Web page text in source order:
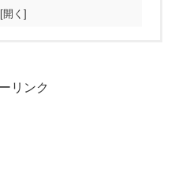
リンク